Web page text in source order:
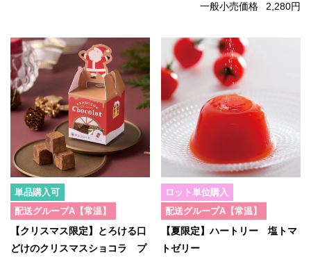
一般小売価格 2,280円
単品購入可
配送グループA【常温】
【クリスマス限定】とろける口
どけのクリスマスショコラ プ
ロット単位購入
配送グループA【常温】
【夏限定】ハートリー 塩トマ
トゼリー